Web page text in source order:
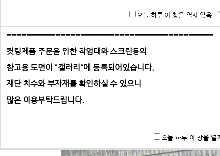
-> 택배요금은 택배사에서 픽업 후 결정합니다.
==========================================
컷팅제품 주문을 위한 작업대와 스크린등의
참고용 도면이 "갤러리"에 등록되어있습니다.
재단 치수와 부자재를 확인하실 수 있으니
많은 이용부탁드립니다.
오늘 하루 이 창을 열
오늘 하루 이 창을 열지 않음
[프로파일] 경량2방차입 1100mm *1100mm 화학제품 (1톤)
작성자: 최고관리자